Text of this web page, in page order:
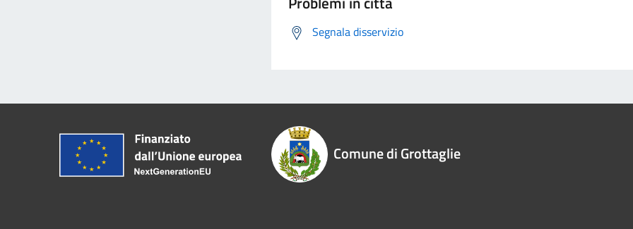
Segnala disservizio
Comune di Grottaglie